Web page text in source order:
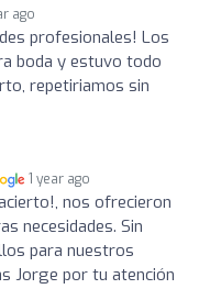
ago
profesionales! Los
boda y estuvo todo
repetiriamos sin
1 year ago
nos ofrecieron
necesidades. Sin
para nuestros
Jorge por tu atención